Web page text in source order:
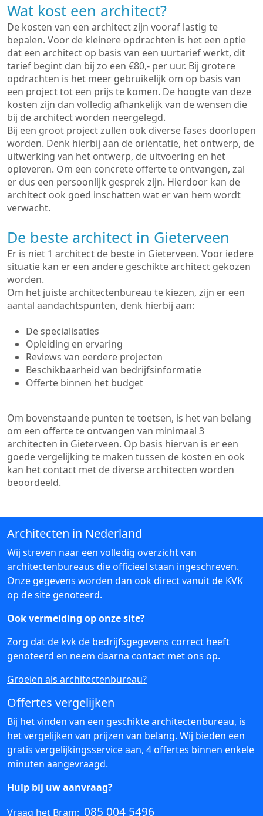
Wat kost een architect?
De kosten van een architect zijn vooraf lastig te
bepalen. Voor de kleinere opdrachten is het een optie
dat een architect op basis van een uurtarief werkt, dit
tarief begint dan bij zo een €80,- per uur. Bij grotere
opdrachten is het meer gebruikelijk om op basis van
een project tot een prijs te komen. De hoogte van deze
kosten zijn dan volledig afhankelijk van de wensen die
bij de architect worden neergelegd.
Bij een groot project zullen ook diverse fases doorlopen
worden. Denk hierbij aan de oriëntatie, het ontwerp, de
uitwerking van het ontwerp, de uitvoering en het
opleveren. Om een concrete offerte te ontvangen, zal
er dus een persoonlijk gesprek zijn. Hierdoor kan de
architect ook goed inschatten wat er van hem wordt
verwacht.
De beste architect in Gieterveen
Er is niet 1 architect de beste in Gieterveen. Voor iedere
situatie kan er een andere geschikte architect gekozen
worden.
Om het juiste architectenbureau te kiezen, zijn er een
aantal aandachtspunten, denk hierbij aan:
De specialisaties
Opleiding en ervaring
Reviews van eerdere projecten
Beschikbaarheid van bedrijfsinformatie
Offerte binnen het budget
Om bovenstaande punten te toetsen, is het van belang
om een offerte te ontvangen van minimaal 3
architecten in Gieterveen. Op basis hiervan is er een
goede vergelijking te maken tussen de kosten en ook
kan het contact met de diverse architecten worden
beoordeeld.
Architecten in Nederland
Wij streven naar een volledig overzicht van
architectenbureaus die officieel staan ingeschreven.
Onze gegevens worden dan ook direct vanuit de KVK
op de site genoteerd.
Ook vermelding op onze site?
Zorg dat de kvk de bedrijfsgegevens correct heeft
genoteerd en neem daarna contact met ons op.
Groeien als architectenbureau?
Offertes vergelijken
Bij het vinden van een geschikte architectenbureau, is
het vergelijken van prijzen van belang. Wij bieden een
gratis vergelijkingsservice aan, 4 offertes binnen enkele
minuten aangevraagd.
Hulp bij uw aanvraag?
Vraag het Bram: 085 004 5496